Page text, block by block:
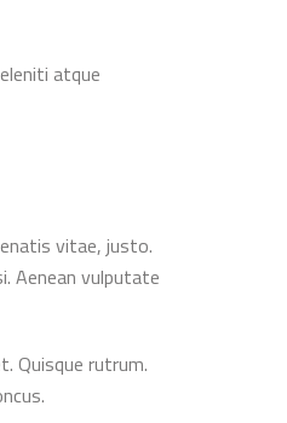
atque
vitae, justo.
Aenean vulputate
Quisque rutrum.